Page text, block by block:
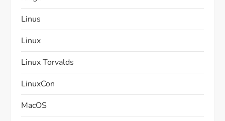
Linus
Linux
Linux Torvalds
LinuxCon
MacOS